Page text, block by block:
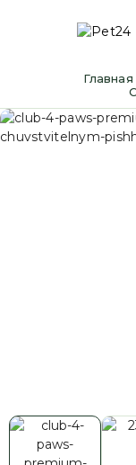
Главная